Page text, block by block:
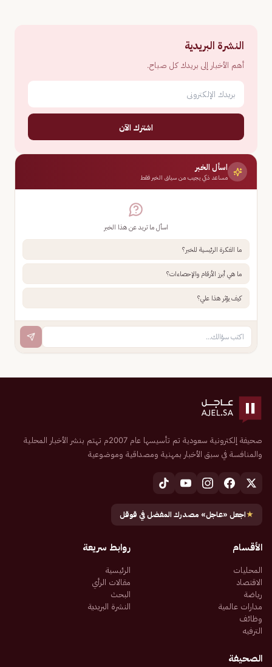
النشرة البريدية
أهم الأخبار إلى بريدك كل صباح.
اشترك الآن
اسأل الخبر
مساعد ذكي يجيب من سياق الخبر فقط
اسأل ما تريد عن هذا الخبر
ما الفكرة الرئيسية للخبر؟
ما هي أبرز الأرقام والإحصاءات؟
كيف يؤثر هذا علي؟
صحيفة إلكترونية سعودية تم تأسيسها عام 2007م تهتم بنشر الأخبار المحلية
والمنافسة في سبق الأخبار بمهنية ومصداقية وموضوعية
★اجعل «عاجل» مصدرك المفضل في قوقل
الأقسام
المحليات
الاقتصاد
رياضة
مدارات عالمية
وظائف
الترفيه
روابط سريعة
الرئيسية
مقالات الرأي
البحث
النشرة البريدية
الصحيفة